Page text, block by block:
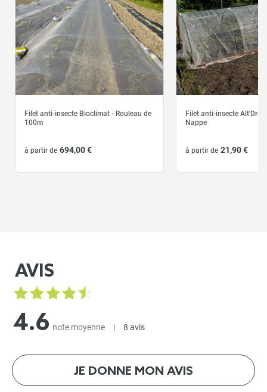
NOTRE RECOMMANDATION POUR
UNE POSE EN TOUTE TRANQUILLITÉ
Arceaux rigides plastifiés
pour tunnel de forçage
38,90 €
LES PRODUITS ALTERNATIFS
7,90 €
Kit d'irrigation goutte à
goutte pour potager,
parterres ou suspension
Filet anti-insecte Bioclimat - Rouleau de
100m
à partir de 694,00 €
Filet anti-insecte
Nappe
à partir de 21,90 €
AVIS
4.6 note moyenne | 8 avis
JE DONNE MON AVIS